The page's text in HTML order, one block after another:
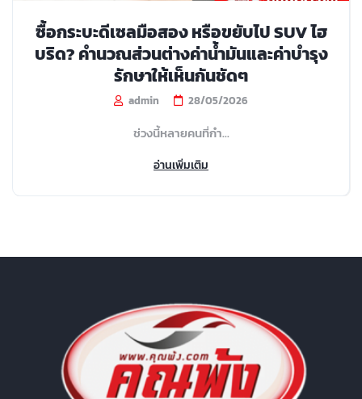
ซื้อกระบะดีเซลมือสอง หรือขยับไป SUV ไฮ
บริด? คำนวณส่วนต่างค่าน้ำมันและค่าบำรุง
รักษาให้เห็นกันชัดๆ
admin 28/05/2026
ช่วงนี้หลายคนที่กำ...
อ่านเพิ่มเติม